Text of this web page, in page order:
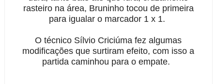
rasteiro na área, Bruninho tocou de primeira
para igualar o marcador 1 x 1.
O técnico Sílvio Criciúma fez algumas
modificações que surtiram efeito, com isso a
partida caminhou para o empate.